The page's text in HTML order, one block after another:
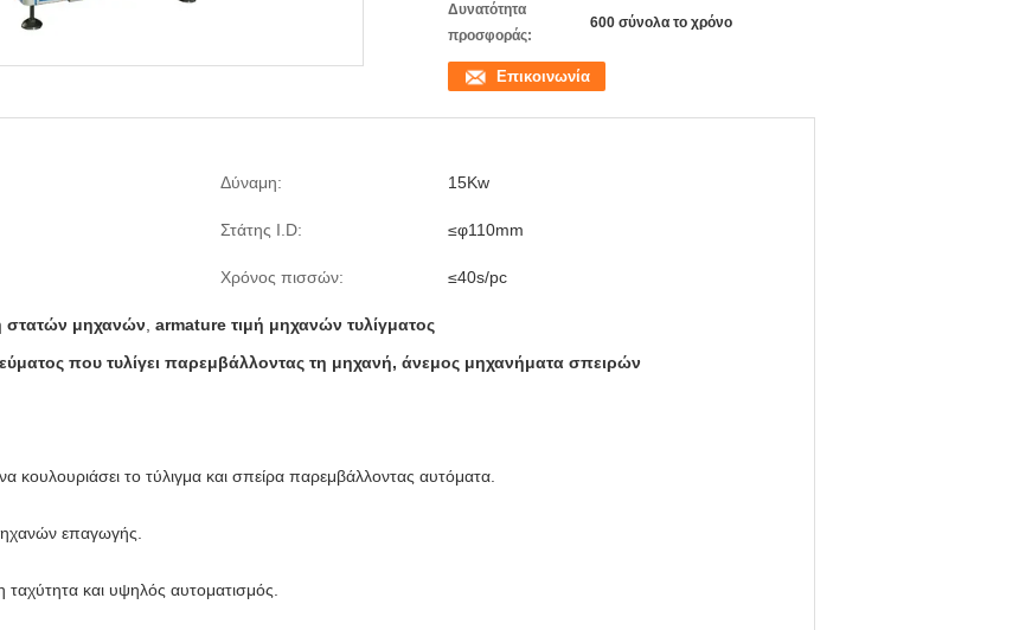
Δυνατότητα
προσφοράς:
600 σύνολα το χρόνο
Επικοινωνία
Δύναμη: 15Kw
Στάτης I.D: ≤φ110mm
Χρόνος πισσών: ≤40s/pc
στατών μηχανών armature τιμή μηχανών τυλίγματος
που τυλίγει παρεμβάλλοντας τη μηχανή, άνεμος μηχανήματα σπειρών
το τύλιγμα και σπείρα παρεμβάλλοντας αυτόματα.
επαγωγής.
και υψηλός αυτοματισμός.